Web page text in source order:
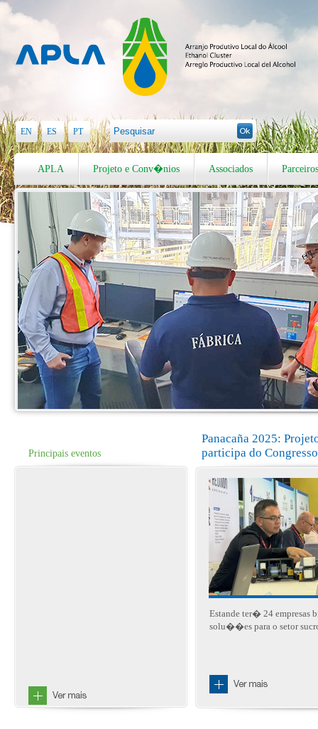
EN ES PT
APLA Projeto e Conv�nios Associados Parceiros
V�deos
Principais eventos
Panacaña 2025:
participa do
Estande ter� 24 empresas
solu��es para o setor